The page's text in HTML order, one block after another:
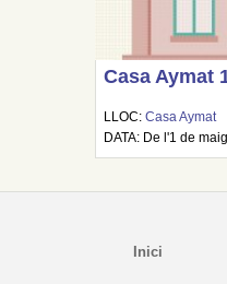
Casa Aymat
LLOC:Casa Aymat
DATA: De l'1 de
Inici